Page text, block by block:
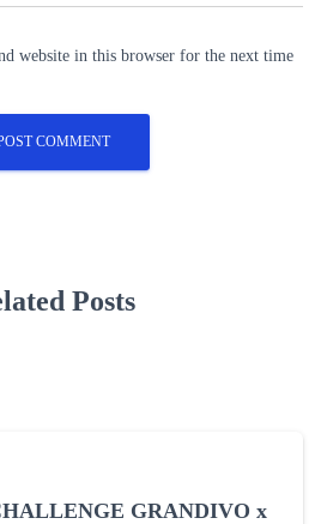
website in this browser for the next time
Posts
GRANDIVO x